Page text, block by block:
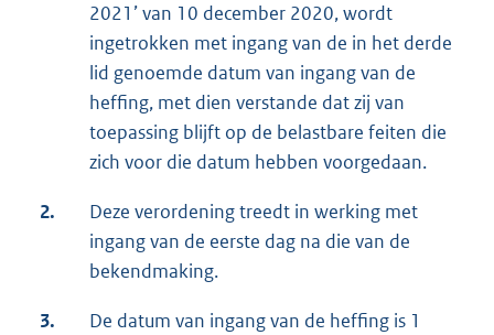
2021’ van 10 december 2020, wordt
ingetrokken met ingang van de in het derde
lid genoemde datum van ingang van de
heffing, met dien verstande dat zij van
toepassing blijft op de belastbare feiten die
zich voor die datum hebben voorgedaan.
2.
Deze verordening treedt in werking met
ingang van de eerste dag na die van de
bekendmaking.
3.
De datum van ingang van de heffing is 1